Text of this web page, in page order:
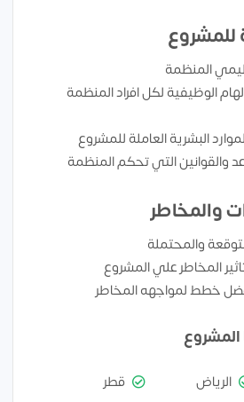
للمشروع
المنظمة
الوظيفية لكل افراد المنظمة
البشرية العاملة للمشروع
والقوانين التي تحكم المنظمة
والمخاطر
والمحتملة
المخاطر علي المشروع
خطط لمواجهه المخاطر
المشروع
الرياض
قطر